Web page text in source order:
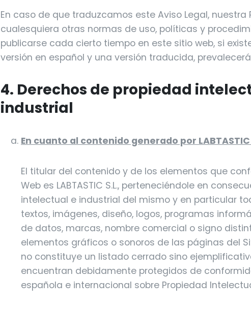
En caso de que traduzcamos este Aviso Legal,
cualesquiera otras normas de uso, políticas y
publicarse cada cierto tiempo en este sitio web, si
versión en español y una versión traducida,
4. Derechos de propiedad
industrial
En cuanto al contenido generado por LABTASTIC
El titular del contenido y de los elementos que
Web es LABTASTIC S.L., perteneciéndole en
intelectual e industrial del mismo y en particular
textos, imágenes, diseño, logos, programas
de datos, marcas, nombre comercial o signo
elementos gráficos o sonoros de las páginas del
no constituye un listado cerrado sino
encuentran debidamente protegidos de
española e internacional sobre Propiedad